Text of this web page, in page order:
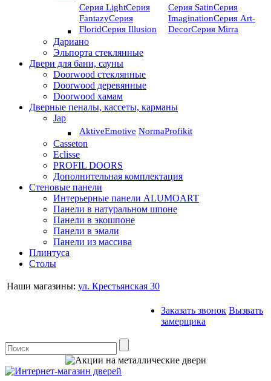
Серия LightСерия
FantazyСерия
FloridСерия Illusion
Серия SatinСерия
ImaginationСерия Art-
DeсorСерия Mirra
Дариано
Эльпорта стеклянные
Двери для бани, сауны
Doorwood стеклянные
Doorwood деревянные
Doorwood хамам
Дверные пеналы, кассеты, карманы
Jap
AktiveEmotive NormaProfikit
Casseton
Eclisse
PROFIL DOORS
Дополнительная комплектация
Стеновые панели
Интерьерные панели ALUMOART
Панели в натуральном шпоне
Панели в экошпоне
Панели в эмали
Панели из массива
Плинтуса
Столы
Наши магазины: ул. Крестьянская 30
Заказать звонок Вызвать
замерщика